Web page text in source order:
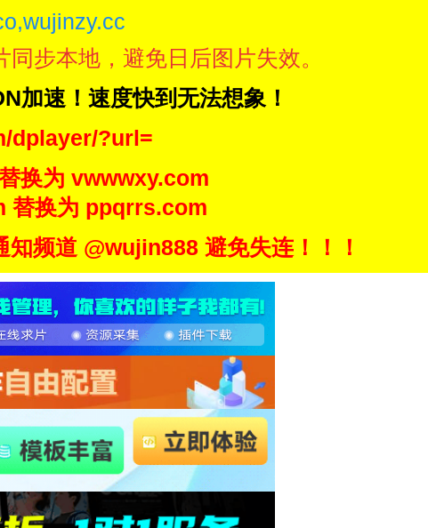
步本地，避免日后图片失效。
加速！速度快到无法想象！
dplayer/?url=
换为 vwwwxy.com
替换为 ppqrrs.com
频道 @wujin888 避免失连！！！